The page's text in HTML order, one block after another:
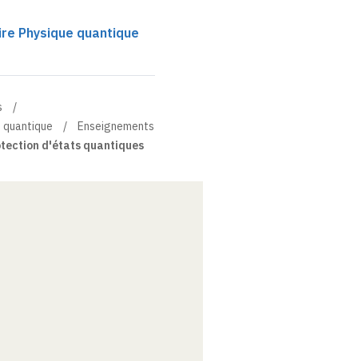
Physique quantique
quantique
Enseignements
d'états quantiques